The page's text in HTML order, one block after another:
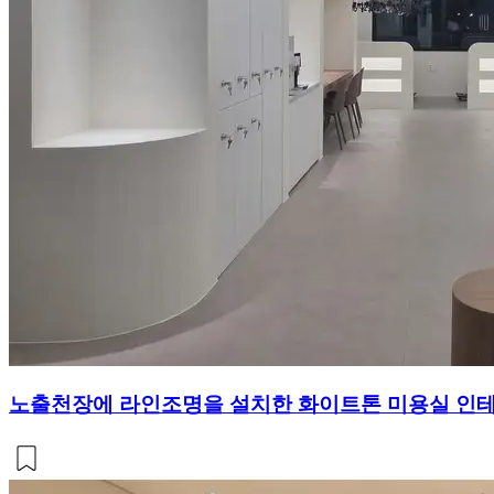
노출천장에 라인조명을 설치한 화이트톤 미용실 인